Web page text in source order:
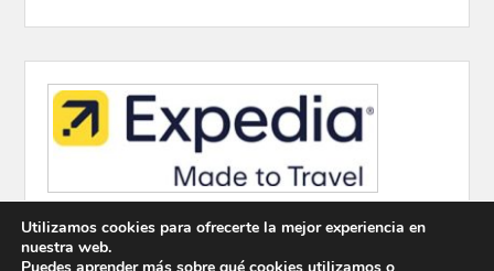
Utilizamos cookies para ofrecerte la mejor experiencia en
nuestra web.